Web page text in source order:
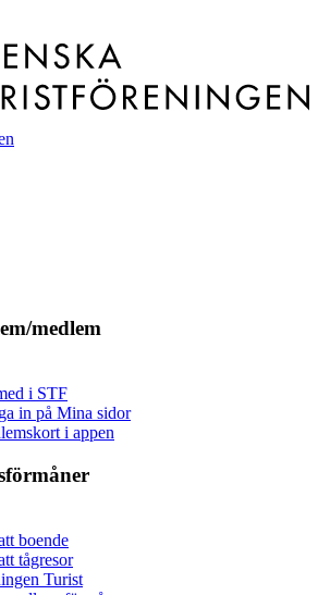
medlem
i STF
in på Mina sidor
i appen
boende
tågresor
Turist